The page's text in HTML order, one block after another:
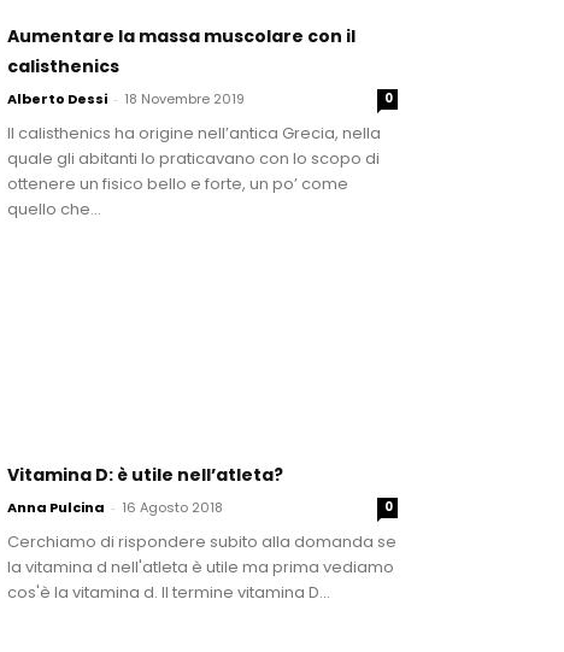
Aumentare la massa muscolare con il
calisthenics
Alberto Dessi - 18 Novembre 2019 0
Il calisthenics ha origine nell’antica Grecia, nella
quale gli abitanti lo praticavano con lo scopo di
ottenere un fisico bello e forte, un po’ come
quello che...
Vitamina D: è utile nell’atleta?
Anna Pulcina - 16 Agosto 2018 0
Cerchiamo di rispondere subito alla domanda se
la vitamina d nell'atleta è utile ma prima vediamo
cos'è la vitamina d. Il termine vitamina D...